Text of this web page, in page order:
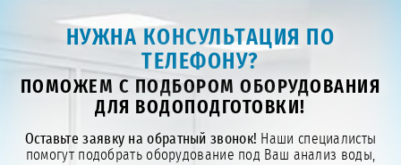
НУЖНА КОНСУЛЬТАЦИЯ ПО
ТЕЛЕФОНУ?
ПОМОЖЕМ С ПОДБОРОМ ОБОРУДОВАНИЯ
ДЛЯ ВОДОПОДГОТОВКИ!
Оставьте заявку на обратный звонок! Наши специалисты
помогут подобрать оборудование под Ваш анализ воды,